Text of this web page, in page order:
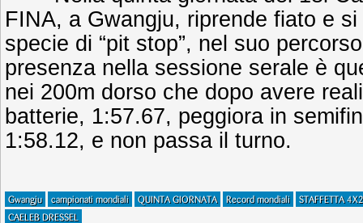
FINA, a Gwangju, riprende fiato e
specie di “pit stop”, nel suo
presenza nella sessione serale è
nei 200m dorso che dopo avere
batterie, 1:57.67, peggiora in
1:58.12, e non passa il turno.
Gwangju campionati mondiali QUINTA GIORNATA Record mondiali
STAFFETTA
CAELEB DRESSEL